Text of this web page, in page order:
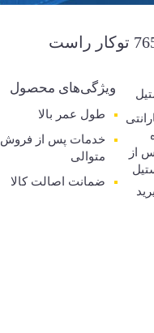
از
ویژگی‌های محصول
طول عمر بالا
خدمات پس از فروش
متوالی
ضمانت اصالت کالا